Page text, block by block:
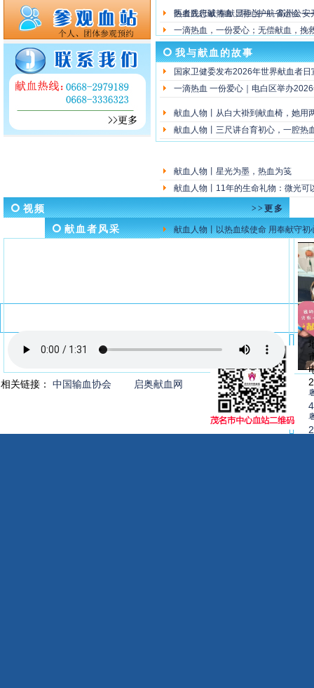
热血践忠诚 奉献显担当——高州公安
医者先行献热血，同心护航省运会
一滴热血，一份爱心；无偿献血，挽
国家卫健委发布2026年世界献血者日
一滴热血 一份爱心｜电白区举办
我与献血的故事
献血人物丨从白大褂到献血椅，她用
献血人物丨三尺讲台育初心，一腔热
献血人物丨星光为墨，热血为笺
献血人物丨11年的生命礼物：微光可
献血人物丨以热血续使命 用奉献守初
>>更多
视频
献血者风采
相关链接： 中国输血协会 启奥献血网